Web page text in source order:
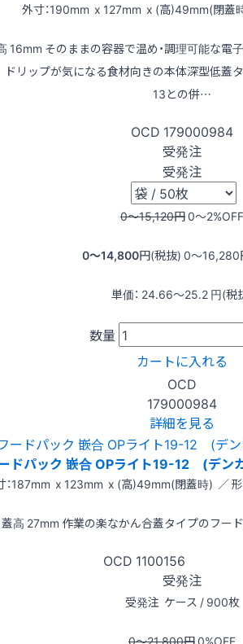
外寸：190mm x 127mm x (高)49mm(閉蓋
16mm そのままの容器で温め・調理可能な電
ドリップが気になる食材向きの本体深型低蓋
13との併…
OCD 179000984
受発注
受発注
0〜15,120円0〜2%OFF
0〜14,800円(税抜) 0〜16,280
単価： 24.66〜25.2 円(税
数量
カートに入れる
OCD
179000984
詳細を見る
ドパック 嵌合 OPライト19-12 (デン
：187mm x 123mm x (高)49mm(閉蓋時) ／ 形
蓋高 27mm 作業の楽なかん合蓋タイプのフード
OCD 1100156
受発注
受発注 ケース / 900枚